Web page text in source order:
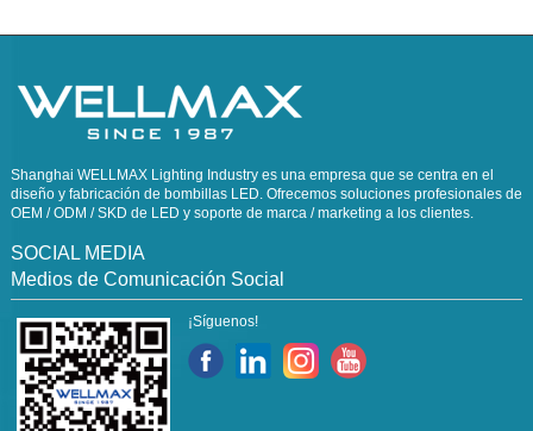
Shanghai WELLMAX Lighting Industry es una empresa que se centra en el
diseño y fabricación de bombillas LED. Ofrecemos soluciones profesionales de
OEM / ODM / SKD de LED y soporte de marca / marketing a los clientes.
SOCIAL MEDIA
Medios de Comunicación Social
¡Síguenos!